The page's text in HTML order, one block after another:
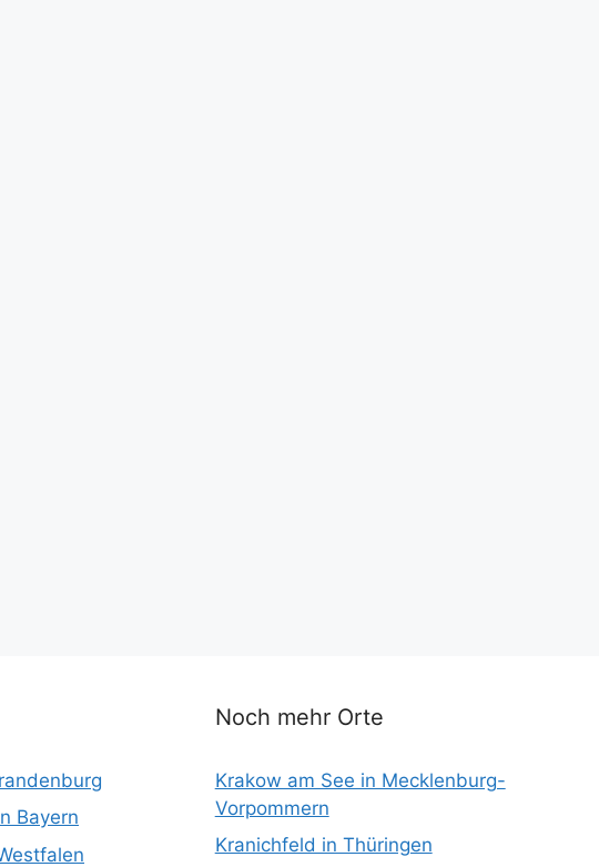
Bayern
Noch mehr Orte
Krakow am See in Mecklenburg-
Vorpommern
Kranichfeld in Thüringen